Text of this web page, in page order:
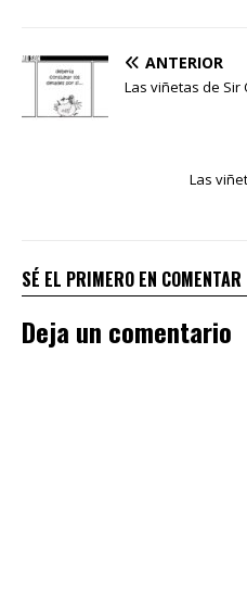
ANTERIOR
Las viñetas de Sir
Las
SÉ EL PRIMERO EN COMENTAR
Deja un comentario